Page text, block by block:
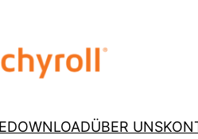
DOWNLOADÜBER UNS